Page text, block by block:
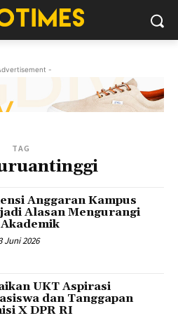
-
TAG
Anggaran Kampus
Alasan Mengurangi
Juni 2026
UKT Aspirasi
dan Tanggapan
X DPR RI